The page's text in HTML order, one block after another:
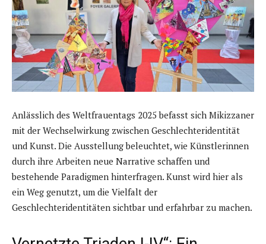
Anlässlich des Weltfrauentags 2025 befasst sich Mikizzaner
mit der Wechselwirkung zwischen Geschlechteridentität
und Kunst. Die Ausstellung beleuchtet, wie Künstlerinnen
durch ihre Arbeiten neue Narrative schaffen und
bestehende Paradigmen hinterfragen. Kunst wird hier als
ein Weg genutzt, um die Vielfalt der
Geschlechteridentitäten sichtbar und erfahrbar zu machen.